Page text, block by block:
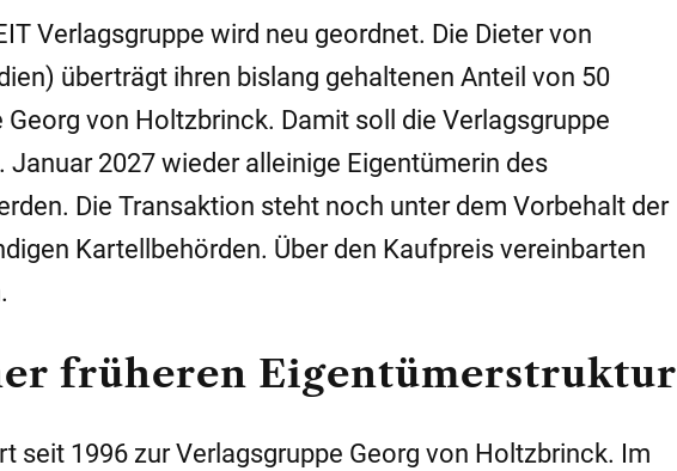
Verlagsgruppe wird neu geordnet. Die Dieter von
überträgt ihren bislang gehaltenen Anteil von 50
von Holtzbrinck. Damit soll die Verlagsgruppe
2027 wieder alleinige Eigentümerin des
Die Transaktion steht noch unter dem Vorbehalt der
Kartellbehörden. Über den Kaufpreis vereinbarten
früheren Eigentümerstruktur
seit 1996 zur Verlagsgruppe Georg von Holtzbrinck. Im